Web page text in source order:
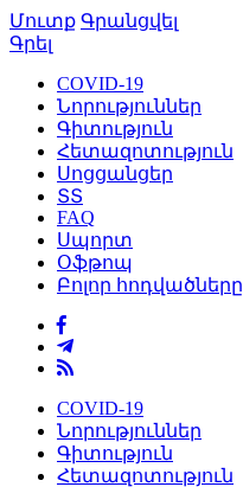
Մուտք Գրանցվել
Գրել
COVID-19
Նորություններ
Գիտություն
Հետազոտություն
Սոցցանցեր
ՏՏ
FAQ
Սպորտ
Օֆթոպ
Բոլոր հոդվածները
COVID-19
Նորություններ
Գիտություն
Հետազոտություն